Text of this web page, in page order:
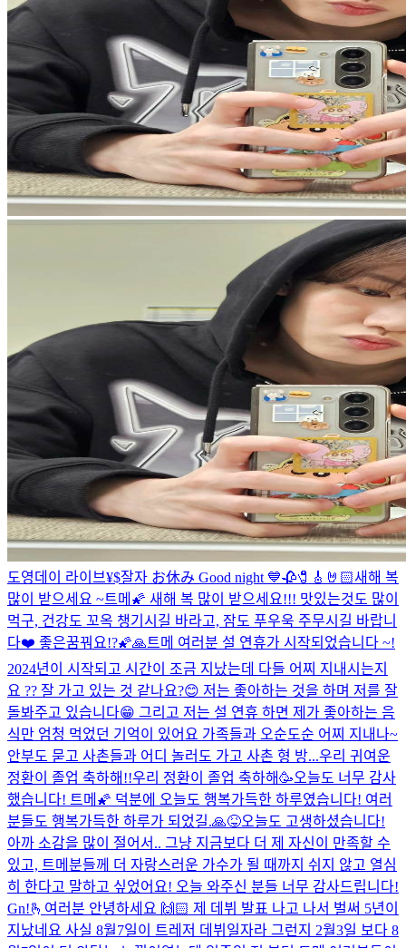
도영데이 라이브¥$잘자 お休み Good night 💙🥀🧷🎸🤘🏻새해 복
많이 받으세요 ~트메🌠 새해 복 많이 받으세요!!! 맛있는것도 많이
먹구, 건강도 꼬옥 챙기시길 바라고, 잠도 푸우욱 주무시길 바랍니
다❤️ 좋은꿈꿔요!?🌠🙏트메 여러분 설 연휴가 시작되었습니다 ~!
2024년이 시작되고 시간이 조금 지났는데 다들 어찌 지내시는지
요 ?? 잘 가고 있는 것 같나요?😊 저는 좋아하는 것을 하며 저를 잘
돌봐주고 있습니다😁 그리고 저는 설 연휴 하면 제가 좋아하는 음
식만 엄청 먹었던 기억이 있어요 가족들과 오순도순 어찌 지내나~
안부도 묻고 사촌들과 어디 놀러도 가고 사촌 형 방...우리 귀여운
정환이 졸업 축하해!!우리 정환이 졸업 축하해🥳오늘도 너무 감사
했습니다! 트메🌠 덕분에 오늘도 행복가득한 하루였습니다! 여러
분들도 행복가득한 하루가 되었길.🙏😝오늘도 고생하셨습니다!
아까 소감을 많이 절어서.. 그냥 지금보다 더 제 자신이 만족할 수
있고, 트메분들께 더 자랑스러운 가수가 될 때까지 쉬지 않고 열심
히 한다고 말하고 싶었어요! 오늘 와주신 분들 너무 감사드립니다!
Gn!🫰 여러분 안녕하세요 🙌🏻 제 데뷔 발표 나고 나서 벌써 5년이
지났네요 사실 8월7일이 트레저 데뷔일자라 그런지 2월3일 보다 8